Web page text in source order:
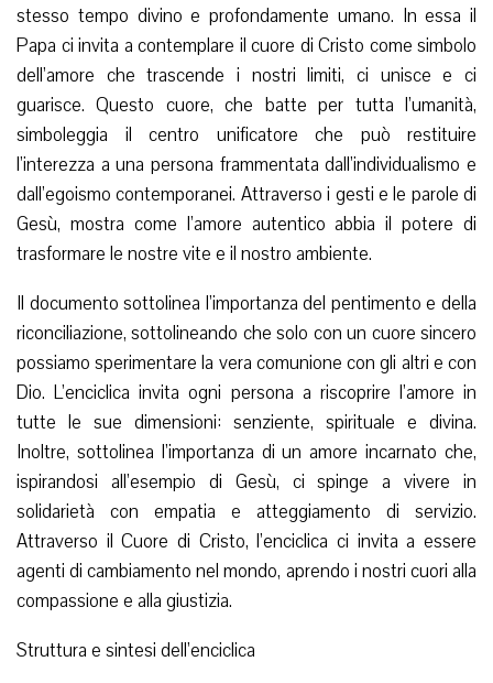
stesso tempo divino e profondamente umano. In essa il
Papa ci invita a contemplare il cuore di Cristo come simbolo
dell’amore che trascende i nostri limiti, ci unisce e ci
guarisce. Questo cuore, che batte per tutta l’umanità,
simboleggia il centro unificatore che può restituire
l’interezza a una persona frammentata dall’individualismo e
dall’egoismo contemporanei. Attraverso i gesti e le parole di
Gesù, mostra come l’amore autentico abbia il potere di
trasformare le nostre vite e il nostro ambiente.
Il documento sottolinea l’importanza del pentimento e della
riconciliazione, sottolineando che solo con un cuore sincero
possiamo sperimentare la vera comunione con gli altri e con
Dio. L’enciclica invita ogni persona a riscoprire l’amore in
tutte le sue dimensioni: senziente, spirituale e divina.
Inoltre, sottolinea l’importanza di un amore incarnato che,
ispirandosi all’esempio di Gesù, ci spinge a vivere in
solidarietà con empatia e atteggiamento di servizio.
Attraverso il Cuore di Cristo, l’enciclica ci invita a essere
agenti di cambiamento nel mondo, aprendo i nostri cuori alla
compassione e alla giustizia.
Struttura e sintesi dell’enciclica